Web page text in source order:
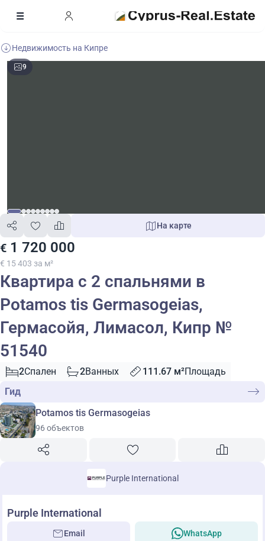
Недвижимость на Кипре
9
€ 1 720 000
€ 15 403 за м²
На карте
Квартира с 2 спальнями в
Potamos tis Germasogeias,
Гермасойя, Лимасол, Кипр №
51540
2Спален 2Ванных 111.67 м²Площадь
Гид
Potamos tis Germasogeias
96 объектов
Purple International
Purple International
Email WhatsApp